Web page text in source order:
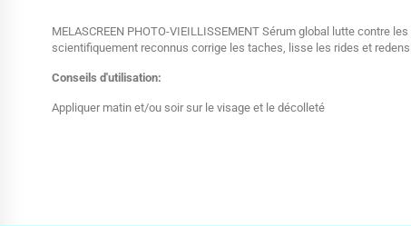
MELASCREEN PHOTO-VIEILLISSEMENT Sérum global lutte contre
scientifiquement reconnus corrige les taches, lisse les rides et
Conseils d'utilisation:
Appliquer matin et/ou soir sur le visage et le décolleté